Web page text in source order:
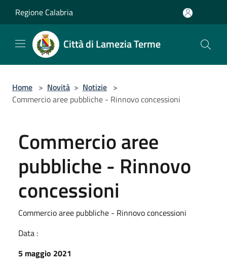
Regione Calabria
Città di Lamezia Terme
Home > Novità > Notizie >
Commercio aree pubbliche - Rinnovo concessioni
Commercio aree
pubbliche - Rinnovo
concessioni
Commercio aree pubbliche - Rinnovo concessioni
Data :
5 maggio 2021